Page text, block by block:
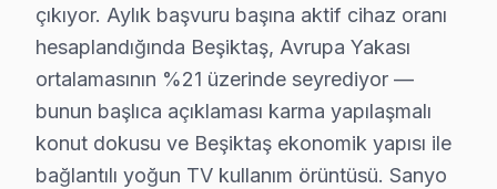
Teknik adı: Güç Kartı Arızası
Belirtiler: televizyonunuz'nin çalışmaması veya
Neden: Güç kaynağında kullanılan bileşenlerin
Türkiye fiyat aralığı: ₺400 - ₺700.
Bu veri setleri, Beşiktaş bölgesinde Sanyo televizyon
çıkıyor. Aylık başvuru başına aktif cihaz oranı
hesaplandığında Beşiktaş, Avrupa Yakası
ortalamasının %21 üzerinde seyrediyor —
bunun başlıca açıklaması karma yapılaşmalı
konut dokusu ve Beşiktaş ekonomik yapısı ile
bağlantılı yoğun TV kullanım örüntüsü. Sanyo